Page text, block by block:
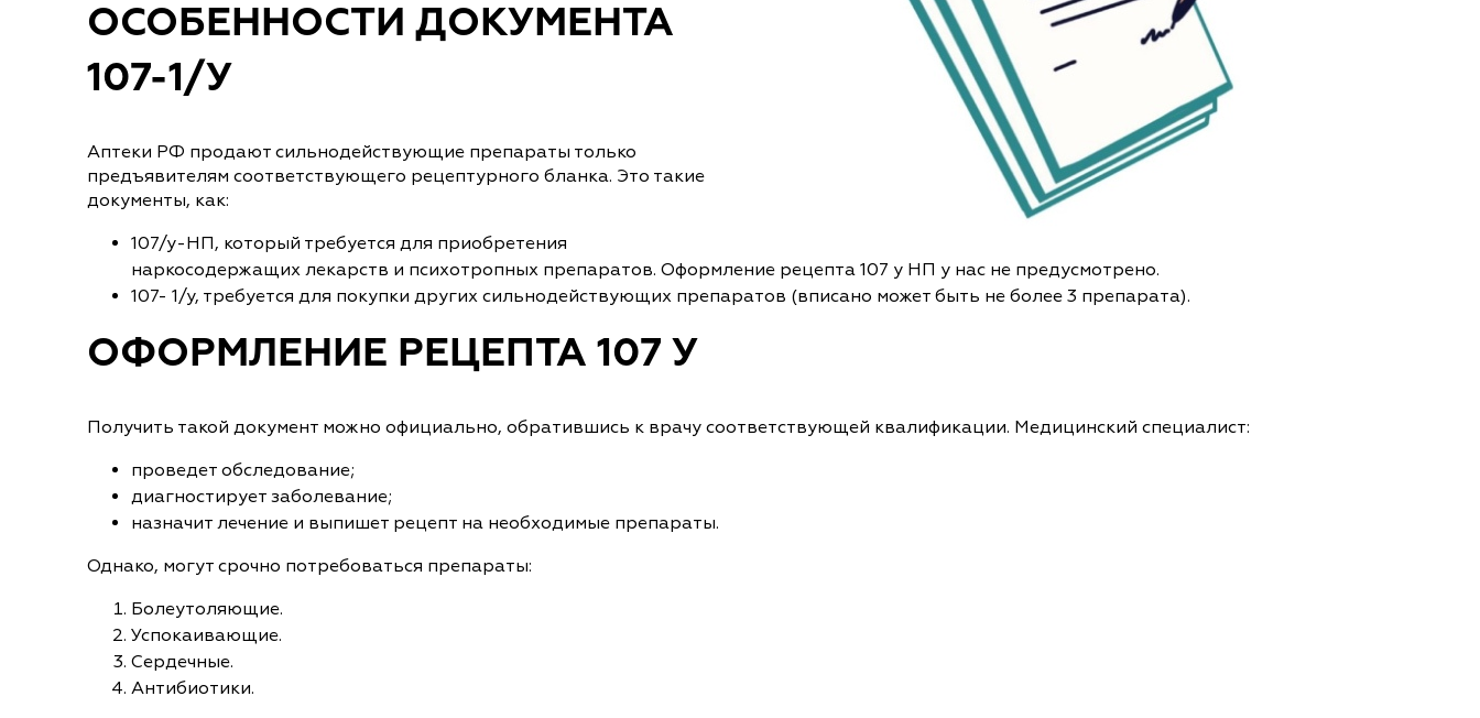
ОСОБЕННОСТИ ДОКУМЕНТА
107-1/У
Аптеки РФ продают сильнодействующие препараты только
предъявителям соответствующего рецептурного бланка. Это такие
документы, как:
107/у-НП, который требуется для приобретения
наркосодержащих лекарств и психотропных препаратов. Оформление рецепта 107 у НП у нас не предусмотрено.
107- 1/у, требуется для покупки других сильнодействующих препаратов (вписано может быть не более 3 препарата).
ОФОРМЛЕНИЕ РЕЦЕПТА 107 У
Получить такой документ можно официально, обратившись к врачу соответствующей квалификации. Медицинский специалист:
проведет обследование;
диагностирует заболевание;
назначит лечение и выпишет рецепт на необходимые препараты.
Однако, могут срочно потребоваться препараты:
Болеутоляющие.
Успокаивающие.
Сердечные.
Антибиотики.